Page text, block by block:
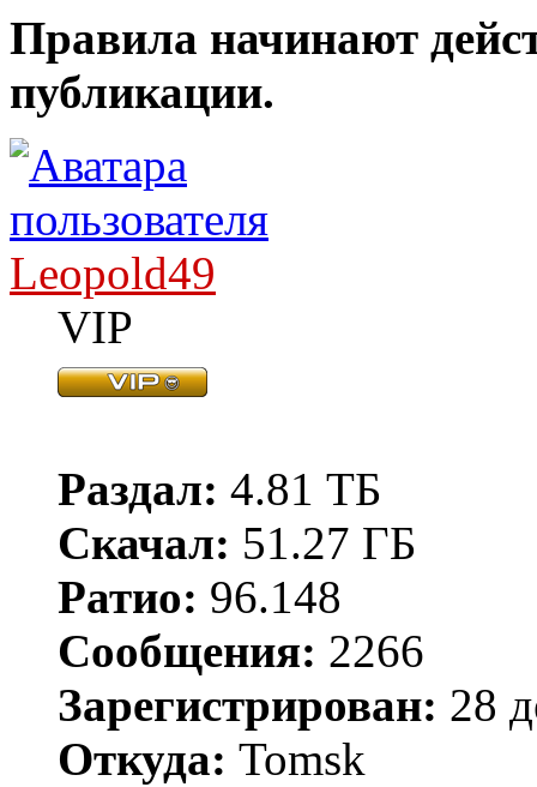
Правила начинают
публикации.
Leopold49
VIP
Раздал: 4.81 ТБ
Скачал: 51.27 ГБ
Ратио: 96.148
Сообщения: 2266
Зарегистрирован: 28
Откуда: Tomsk